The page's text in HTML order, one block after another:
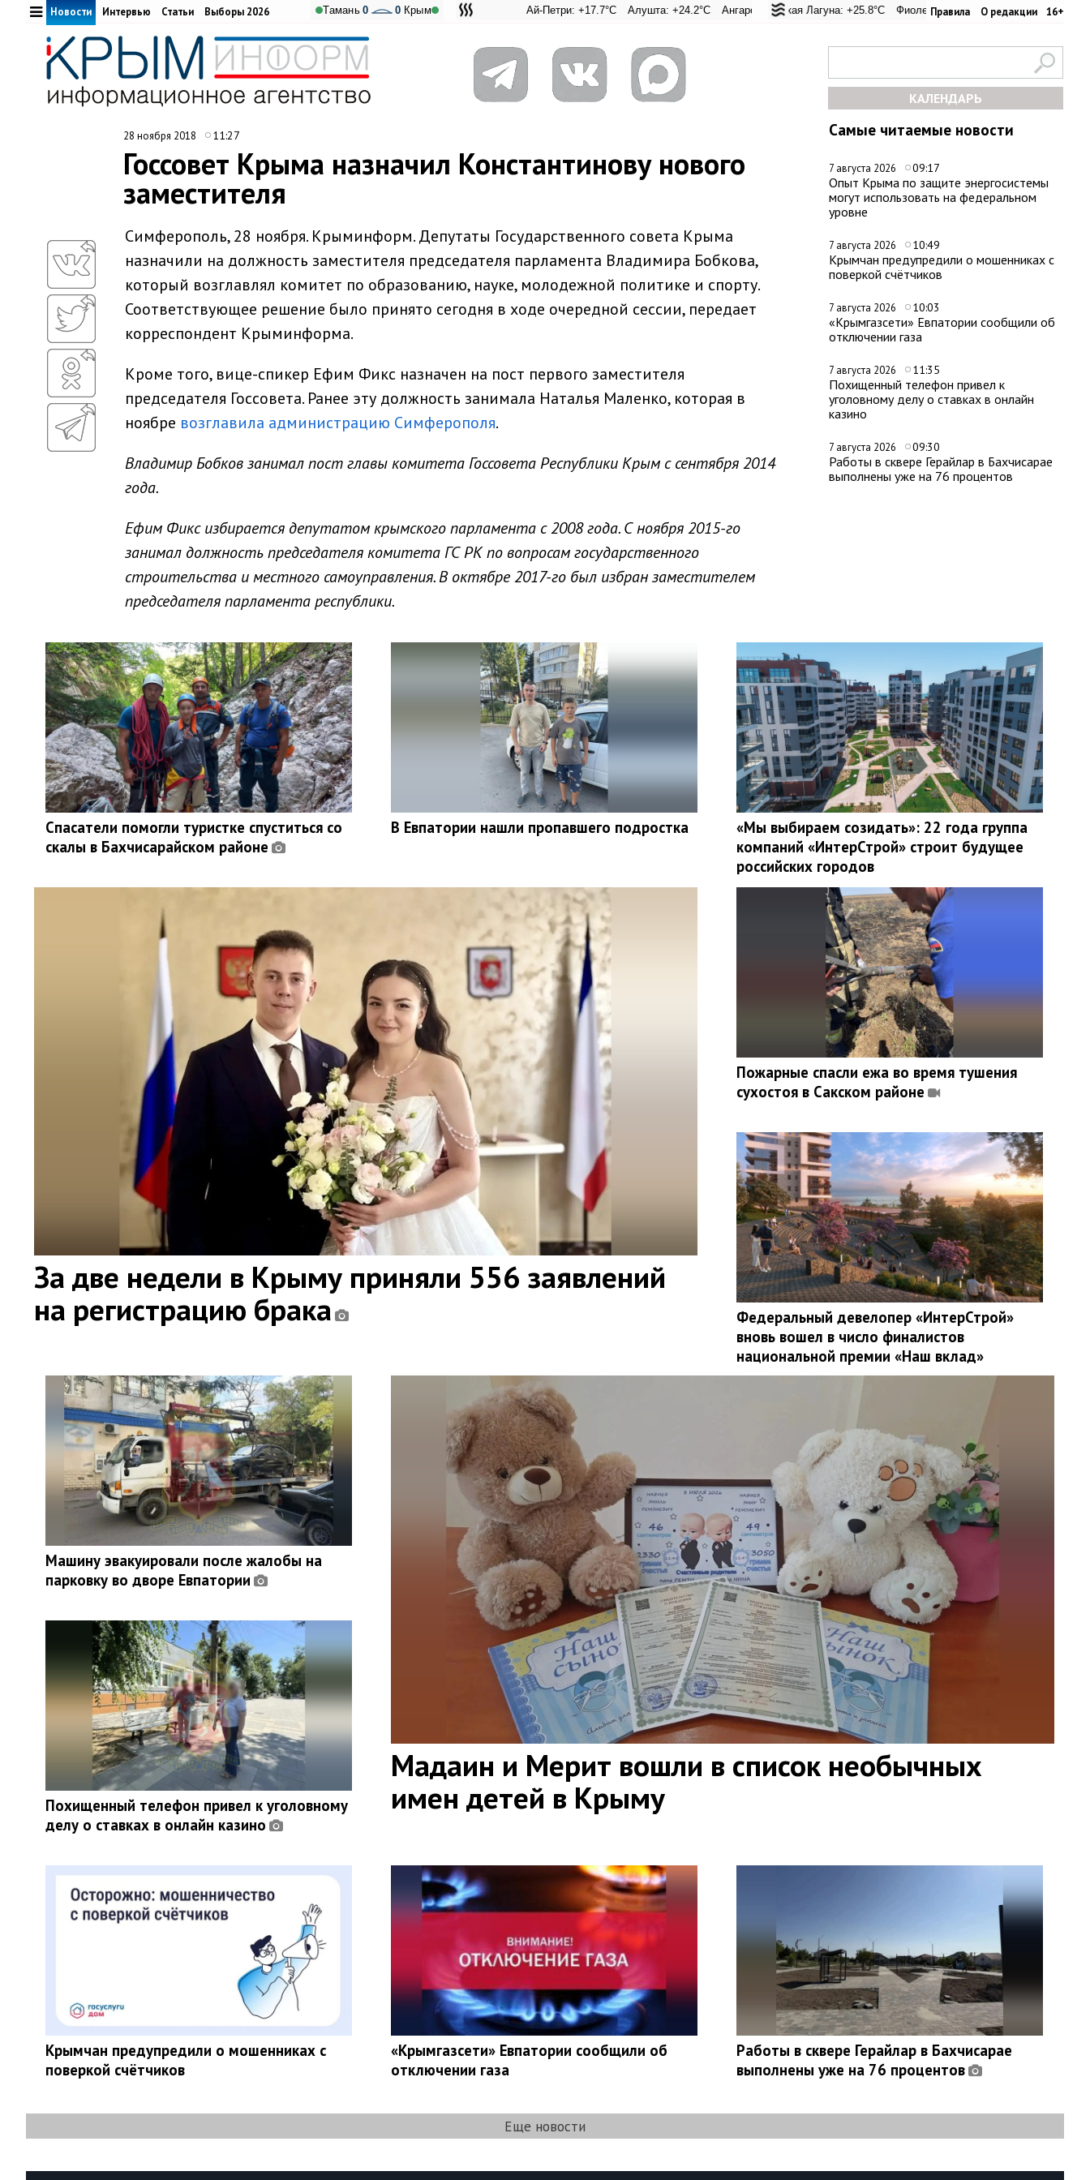
Правила О редакции 16+
Адмиральская Лагуна: +25.8°C Фиолент: +26.4°C Казачья бухта: +26.2°C
Ай-Петри: +17.7°C Алушта: +24.2°C Ангарский перевал: +20.6°C Евпатория: +25.8°C Керчь: +33.4°C Никитский
Тамань 0 0 Крым
Новости Интервью Статьи Выборы 2026
КАЛЕНДАРЬ
Самые читаемые новости
7 августа 2026 09:17
Опыт Крыма по защите энергосистемы
могут использовать на федеральном
уровне
7 августа 2026 10:49
Крымчан предупредили о мошенниках с
поверкой счётчиков
7 августа 2026 10:03
«Крымгазсети» Евпатории сообщили об
отключении газа
7 августа 2026 11:35
Похищенный телефон привел к
уголовному делу о ставках в онлайн
казино
7 августа 2026 09:30
Работы в сквере Герайлар в Бахчисарае
выполнены уже на 76 процентов
28 ноября 2018 11:27
Госсовет Крыма назначил Константинову нового
заместителя
Симферополь, 28 ноября. Крыминформ. Депутаты Государственного совета Крыма
назначили на должность заместителя председателя парламента Владимира Бобкова,
который возглавлял комитет по образованию, науке, молодежной политике и спорту.
Соответствующее решение было принято сегодня в ходе очередной сессии, передает
корреспондент Крыминформа.
Кроме того, вице-спикер Ефим Фикс назначен на пост первого заместителя
председателя Госсовета. Ранее эту должность занимала Наталья Маленко, которая в
ноябре возглавила администрацию Симферополя.
Владимир Бобков занимал пост главы комитета Госсовета Республики Крым с сентября 2014
года.
Ефим Фикс избирается депутатом крымского парламента с 2008 года. С ноября 2015-го
занимал должность председателя комитета ГС РК по вопросам государственного
строительства и местного самоуправления. В октябре 2017-го был избран заместителем
председателя парламента республики.
Спасатели помогли туристке спуститься со
скалы в Бахчисарайском районе
В Евпатории нашли пропавшего подростка
«Мы выбираем созидать»: 22 года группа
компаний «ИнтерСтрой» строит будущее
российских городов
За две недели в Крыму приняли 556 заявлений
на регистрацию брака
Пожарные спасли ежа во время тушения
сухостоя в Сакском районе
Федеральный девелопер «ИнтерСтрой»
вновь вошел в число финалистов
национальной премии «Наш вклад»
Мадаин и Мерит вошли в список необычных
имен детей в Крыму
Машину эвакуировали после жалобы на
парковку во дворе Евпатории
Похищенный телефон привел к уголовному
делу о ставках в онлайн казино
Крымчан предупредили о мошенниках с
поверкой счётчиков
«Крымгазсети» Евпатории сообщили об
отключении газа
Работы в сквере Герайлар в Бахчисарае
выполнены уже на 76 процентов
Еще новости